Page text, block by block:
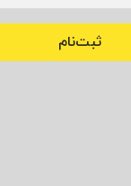
ثبت‌نام